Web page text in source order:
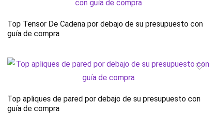
Top Tensor De Cadena por debajo de su presupuesto con
guía de compra
Top apliques de pared por debajo de su presupuesto con
guía de compra